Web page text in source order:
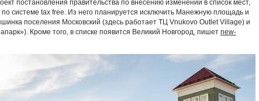
постановления правительства по внесению изменений в список мест,
по системе tax free. Из него планируется исключить Манежную площадь и
поселения Московский (здесь работает ТЦ Vnukovo Outlet Village) и
Кроме того, в списке появится Великий Новгород, пишет new-